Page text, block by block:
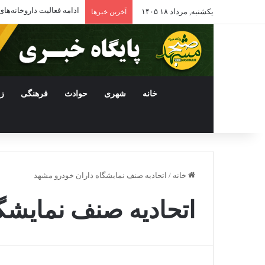
یکشنبه, مرداد ۱۸ ۱۴۰۵ آخرین خبرها ادامه فعالیت
خانه شهری حوادث فرهنگی
خانه / اتحادیه صنف نمایشگاه داران خودرو مشهد
اتحادیه صنف